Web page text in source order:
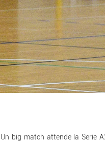
Un big match attende la Serie